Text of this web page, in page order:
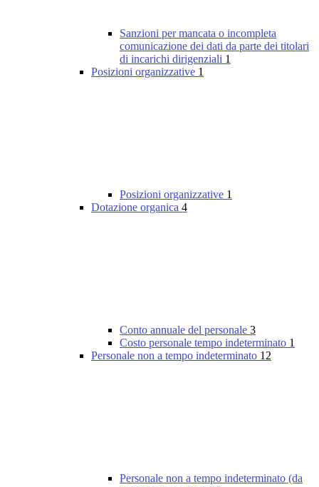
Sanzioni per mancata o incompleta
comunicazione dei dati da parte dei titolari
di incarichi dirigenziali 1
Posizioni organizzative 1
Posizioni organizzative 1
Dotazione organica 4
Conto annuale del personale 3
Costo personale tempo indeterminato 1
Personale non a tempo indeterminato 12
Personale non a tempo indeterminato (da